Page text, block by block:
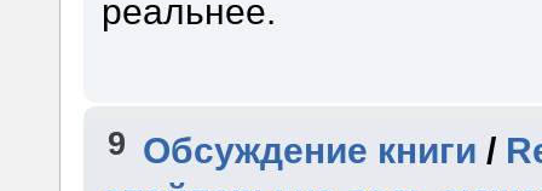
реальнее.
9 Обсуждение книги /